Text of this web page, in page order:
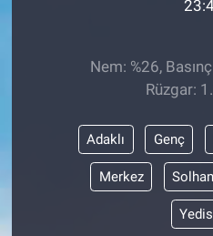
Nem: %26,
Rüzgar:
Adaklı Genç
Merkez Solhan